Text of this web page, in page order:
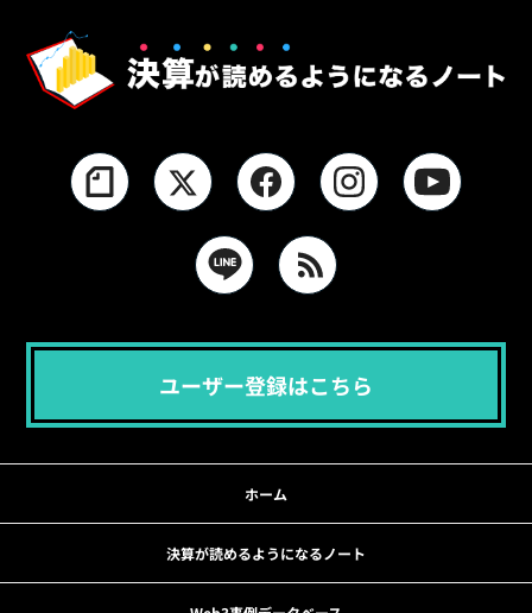
ユーザー登録はこちら
ホーム
決算が読めるようになるノート